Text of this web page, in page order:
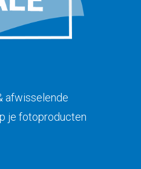
afwisselende
je fotoproducten